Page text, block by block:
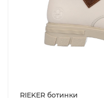
RIEKER ботинки